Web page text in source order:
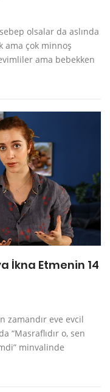
olsalar da aslında
ama çok minnoş
ama bebekken
İkna Etmenin 14
zamandır eve evcil
“Masraflıdır o, sen
minvalinde